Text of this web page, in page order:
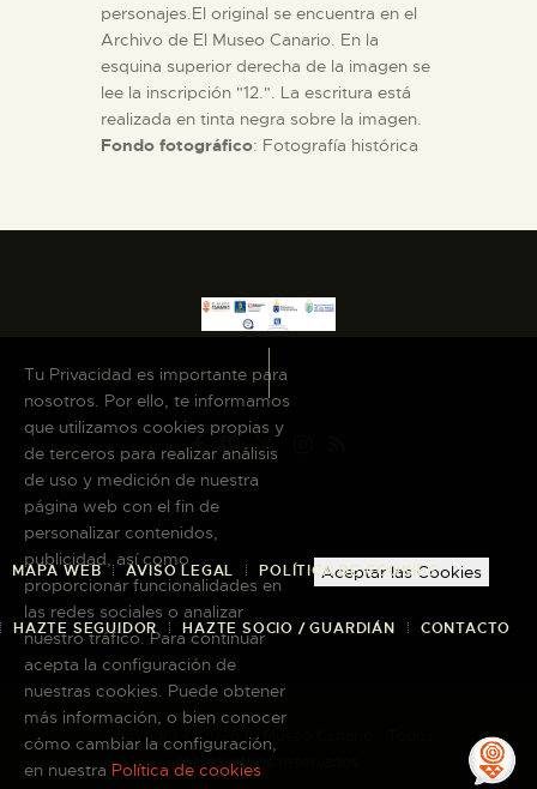
personajes.El original se encuentra en el
Archivo de El Museo Canario. En la
esquina superior derecha de la imagen se
lee la inscripción "12.". La escritura está
realizada en tinta negra sobre la imagen.
Fondo fotográfico: Fotografía histórica
MAPA WEB AVISO LEGAL POLÍTICA DE COOKIES
HAZTE SEGUIDOR HAZTE SOCIO / GUARDIÁN CONTACTO
Copyright © 2026 El Museo Canario · Todos
los derechos reservados
Tu Privacidad es importante para
nosotros. Por ello, te informamos
que utilizamos cookies propias y
de terceros para realizar análisis
de uso y medición de nuestra
página web con el fin de
personalizar contenidos,
publicidad, así como
proporcionar funcionalidades en
las redes sociales o analizar
nuestro tráfico. Para continuar
acepta la configuración de
nuestras cookies. Puede obtener
más información, o bien conocer
cómo cambiar la configuración,
en nuestra Política de cookies
Aceptar las Cookies